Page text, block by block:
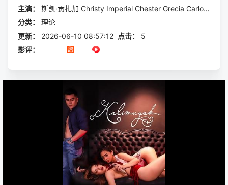
主演：
斯凯·贡扎加 Christy Imperial Chester Grecia Carlo
分类：
理论
更新：
2026-06-10 08:57:12 点击：
5
影评：